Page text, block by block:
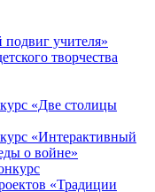
учителя»
творчества
«Две столицы
«Интерактивный
о войне»
«Традиции